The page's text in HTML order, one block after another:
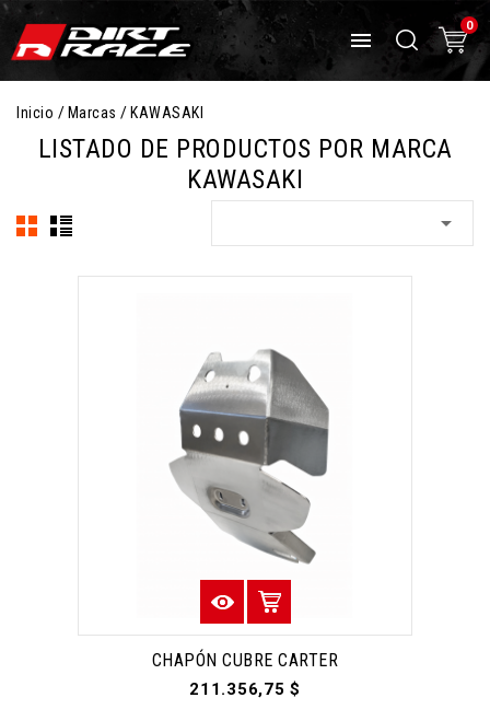

0
Inicio Marcas KAWASAKI
LISTADO DE PRODUCTOS POR MARCA
KAWASAKI

CHAPÓN CUBRE CARTER
211.356,75 $